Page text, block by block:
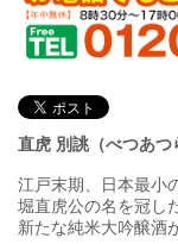
直虎 別誂（べつあ
江戸末期、日本最小
堀直虎公の名を冠し
新たな純米大吟醸酒